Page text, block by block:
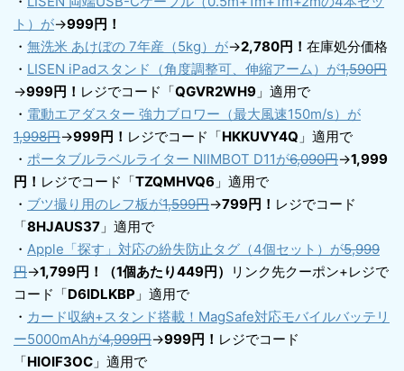
ト）が→999円！
・ 無洗米 あけぼの 7年産（5kg）が→2,780円！ 在庫処分価格
・ LISEN iPadスタンド（角度調整可、伸縮アーム）が1,590円
→999円！ レジでコード「QGVR2WH9 」適用で
・ 電動エアダスター 強力ブロワー（最大風速150m/s）が
1,998円→999円！ レジでコード「HKKUVY4Q 」適用で
・ ポータブルラベルライター NIIMBOT D11が6,090円→1,999
円！ レジでコード「TZQMHVQ6 」適用で
・ ブツ撮り用のレフ板が1,599円→799円！ レジでコード
「8HJAUS37 」適用で
・ Apple「探す」対応の紛失防止タグ（4個セット）が5,999
円→1,799円！（1個あたり449円）
リンク先クーポン+レジで
コード「D6IDLKBP 」適用で
・ カード収納+スタンド搭載！MagSafe対応モバイルバッテリ
ー5000mAhが4,999円→999円！ レジでコード
「HIOIF3OC 」適用で